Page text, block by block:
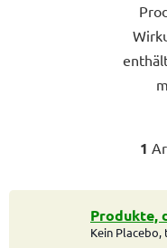
1
Produkte,
Kein